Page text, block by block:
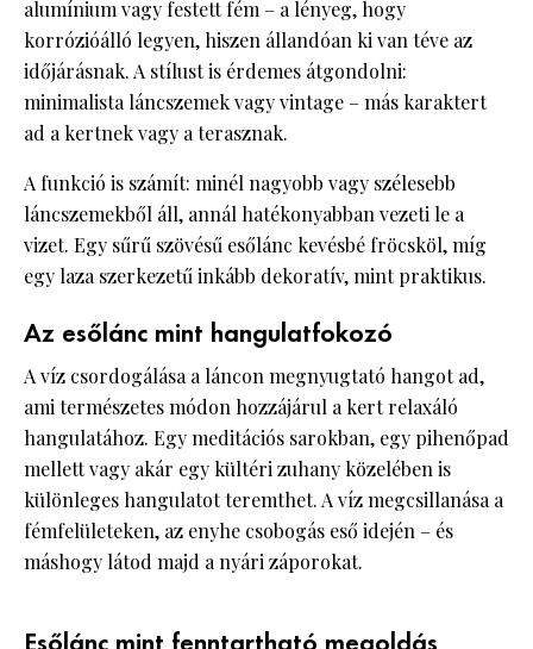
alumínium vagy festett fém – a lényeg, hogy
korrózióálló legyen, hiszen állandóan ki van téve az
időjárásnak. A stílust is érdemes átgondolni:
minimalista láncszemek vagy vintage – más karaktert
ad a kertnek vagy a terasznak.
A funkció is számít: minél nagyobb vagy szélesebb
láncszemekből áll, annál hatékonyabban vezeti le a
vizet. Egy sűrű szövésű esőlánc kevésbé fröcsköl, míg
egy laza szerkezetű inkább dekoratív, mint praktikus.
Az esőlánc mint hangulatfokozó
A víz csordogálása a láncon megnyugtató hangot ad,
ami természetes módon hozzájárul a kert relaxáló
hangulatához. Egy meditációs sarokban, egy pihenőpad
mellett vagy akár egy kültéri zuhany közelében is
különleges hangulatot teremthet. A víz megcsillanása a
fémfelületeken, az enyhe csobogás eső idején – és
máshogy látod majd a nyári záporokat.